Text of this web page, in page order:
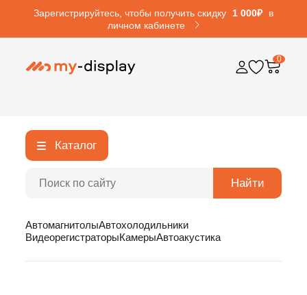
Зарегистрируйтесь, чтобы получить скидку 1 000₽
в
личном кабинете
0
Каталог
Найти
АвтомагнитолыАвтохолодильники
ВидеорегистраторыКамерыАвтоакустика